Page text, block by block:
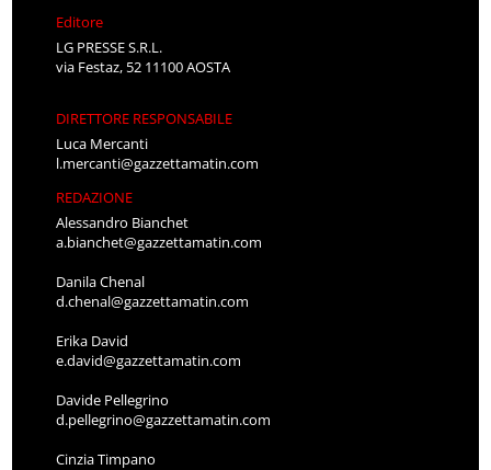
Editore
LG PRESSE S.R.L.
via Festaz, 52 11100 AOSTA
DIRETTORE RESPONSABILE
Luca Mercanti
l.mercanti@gazzettamatin.com
REDAZIONE
Alessandro Bianchet
a.bianchet@gazzettamatin.com
Danila Chenal
d.chenal@gazzettamatin.com
Erika David
e.david@gazzettamatin.com
Davide Pellegrino
d.pellegrino@gazzettamatin.com
Cinzia Timpano